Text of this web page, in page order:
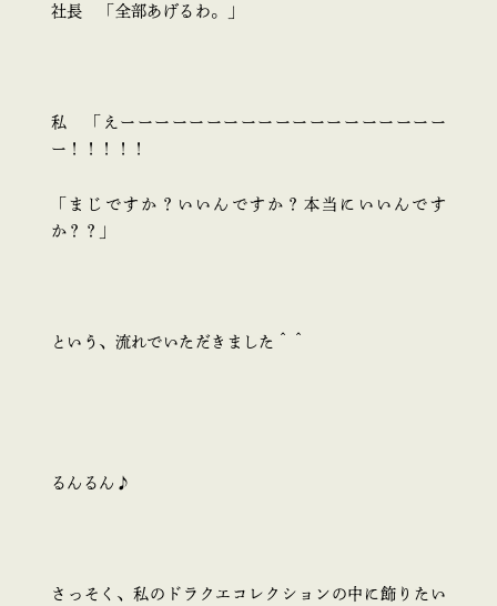
社長 「全部あげるわ。」
私 「えーーーーーーーーーーーーーーーーーーー
ー！！！！！
「まじですか？いいんですか？本当にいいんです
か？？」
という、流れでいただきました＾＾
るんるん♪
さっそく、私のドラクエコレクションの中に飾りたい